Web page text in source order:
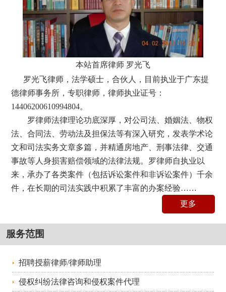
本站首席律师 罗光飞
罗光飞律师，法学硕士，合伙人，目前执业于广东提
德律师事务所，专职律师，律师执业证号：
14406200610994804。
罗律师法律理论功底深厚，对公司法、婚姻法、物权
法、合同法、劳动法及担保法等有深入研究，发表学术论
文和司法实务文章多篇，并精通房地产、刑事法律、交通
事故等人身损害赔偿领域的法律法规。罗律师自执业以
来，承办了各类案件（包括诉讼案件和非诉讼案件）千余
件，在长期的司法实践中积累了丰富的办案经验……
更多
服务范围
招聘授薪律师/律师助理
侵权纠纷法律咨询和侵权案件代理